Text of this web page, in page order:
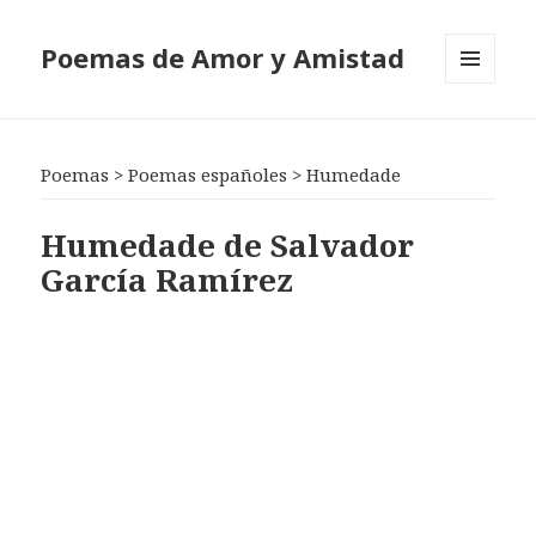
Poemas de Amor y Amistad
Poemas >Poemas españoles >Humedade
Humedade de Salvador
García Ramírez